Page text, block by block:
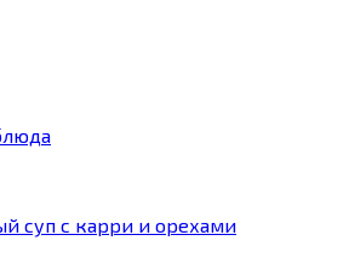
суп с карри и орехами